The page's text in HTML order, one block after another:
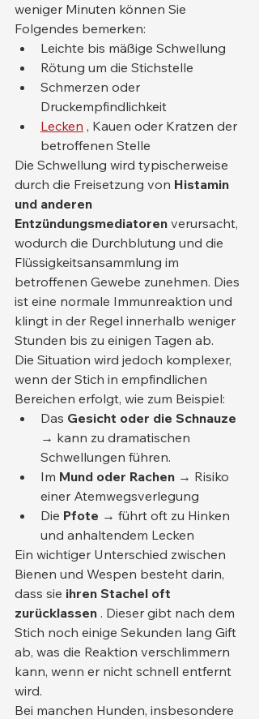
weniger Minuten können Sie
Folgendes bemerken:
Leichte bis mäßige Schwellung
Rötung um die Stichstelle
Schmerzen oder
Druckempfindlichkeit
Lecken , Kauen oder Kratzen der
betroffenen Stelle
Die Schwellung wird typischerweise
durch die Freisetzung von Histamin
und anderen
Entzündungsmediatoren verursacht,
wodurch die Durchblutung und die
Flüssigkeitsansammlung im
betroffenen Gewebe zunehmen. Dies
ist eine normale Immunreaktion und
klingt in der Regel innerhalb weniger
Stunden bis zu einigen Tagen ab.
Die Situation wird jedoch komplexer,
wenn der Stich in empfindlichen
Bereichen erfolgt, wie zum Beispiel:
Das Gesicht oder die Schnauze
→ kann zu dramatischen
Schwellungen führen.
Im Mund oder Rachen → Risiko
einer Atemwegsverlegung
Die Pfote → führt oft zu Hinken
und anhaltendem Lecken
Ein wichtiger Unterschied zwischen
Bienen und Wespen besteht darin,
dass sie ihren Stachel oft
zurücklassen . Dieser gibt nach dem
Stich noch einige Sekunden lang Gift
ab, was die Reaktion verschlimmern
kann, wenn er nicht schnell entfernt
wird.
Bei manchen Hunden, insbesondere